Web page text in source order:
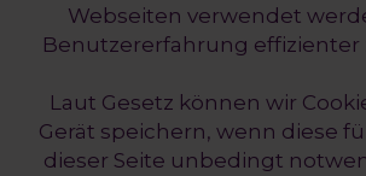
Webseiten verwendet
Benutzererfahrung effizienter
Laut Gesetz können wir
Gerät speichern, wenn diese
dieser Seite unbedingt